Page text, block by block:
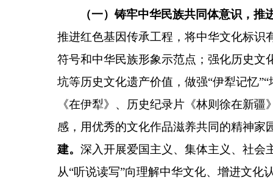
（一）铸牢中华民族共同体意识，推
推进红色基因传承工程，将中华文化标识
符号和中华民族形象示范点； 强化历史文
坑等历史文化遗产价值，做强“伊犁记忆”“
《在伊犁》、历史纪录片《林则徐在新
感，用优秀的文化作品滋养共同的精神
建。 深入开展爱国主义、集体主义、社会
从“听说读写”向理解中华文化、增进文化